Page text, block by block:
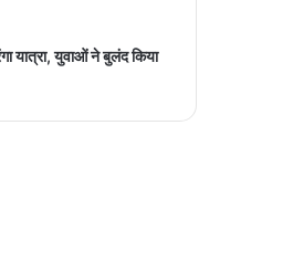
यात्रा, युवाओं ने बुलंद किया